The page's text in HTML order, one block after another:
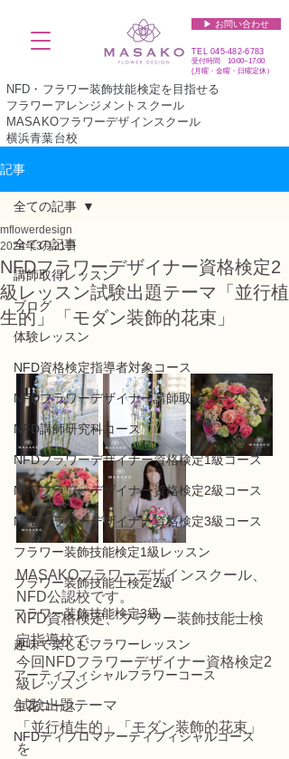
▶︎ お問い合わせ
TEL045-482-6783
受付時間 10:00~17:00​​​
(​月曜・金曜・日曜定休）
NFD・フラワー装飾技能検定を目指せる
フラワーアレンジメントスクール
MASAKOフラワーデザインスクール
横浜青葉台校
記事
全ての記事
講師取得レッスン
ブログ
体験レッスン
NFD資格検定指導者対象コース
NFDフラワーデザイナー講師取得コース
NFD講師研究科コース
NFDフラワーデザイナー資格検定1級コース
NFDフラワーデザイナー資格検定2級コース
NFDフラワーデザイナー資格検定3級コース
フラワー装飾技能検定1級レッスン
フラワー装飾技能士検定2級
フラワー装飾技能検定3級
趣味で楽しむフラワーレッスン
アーティフィシャルフラワーコース
生花コース
NFDディプロマアーティフィシャルコース
全ての記事
NFDフラワーデザイナー資格検定2
級レッスン試験出題テーマ「並行植
生的」「モダン装飾的花束」
mflowerdesign
2024年3月21日
MASAKOフラワーデザインスクール、
NFD公認校です。
NFD資格検定、フラワー装飾技能士検
定指導校で、
今回NFDフラワーデザイナー資格検定2
級レッスン
試験出題テーマ
「並行植生的」「モダン装飾的花束」
を